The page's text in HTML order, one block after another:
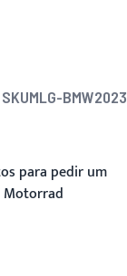
SKUMLG-BMW2023
para pedir um
Motorrad